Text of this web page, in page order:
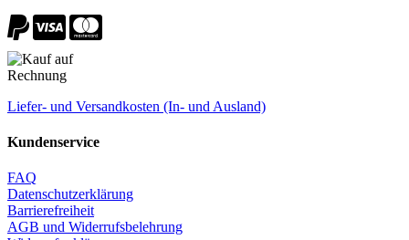
Liefer- und Versandkosten (In- und Ausland)
Kundenservice
FAQ
Datenschutzerklärung
Barrierefreiheit
AGB und Widerrufsbelehrung